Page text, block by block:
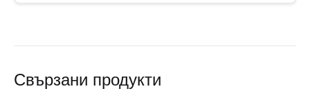
Свързани продукти